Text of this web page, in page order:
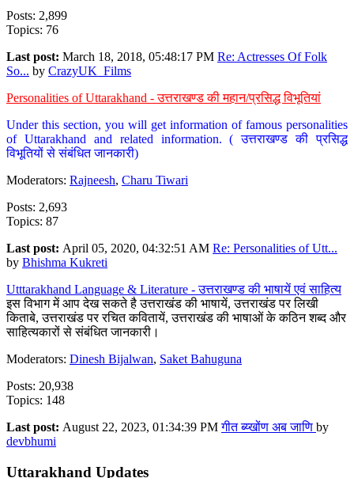
Posts: 2,899
Topics: 76
Last post: March 18, 2018, 05:48:17 PM Re: Actresses Of Folk
So... by CrazyUK_Films
Personalities of Uttarakhand - उत्तराखण्ड की महान/प्रसिद्ध विभूतियां
Under this section, you will get information of famous personalities
of Uttarakhand and related information. ( उत्तराखण्ड की प्रसिद्ध
विभूतियों से संबंधित जानकारी)
Moderators: Rajneesh, Charu Tiwari
Posts: 2,693
Topics: 87
Last post: April 05, 2020, 04:32:51 AM Re: Personalities of Utt...
by Bhishma Kukreti
Utttarakhand Language & Literature - उत्तराखण्ड की भाषायें एवं साहित्य
इस विभाग में आप देख सकते है उत्तराखंड की भाषायें, उत्तराखंड पर लिखी
किताबे, उत्तराखंड पर रचित कवितायें, उत्तराखंड की भाषाओं के कठिन शब्द और
साहित्यकारों से संबंधित जानकारी।
Moderators: Dinesh Bijalwan, Saket Bahuguna
Posts: 20,938
Topics: 148
Last post: August 22, 2023, 01:34:39 PMगीत ब्य्खोंण अब जाणि by
devbhumi
Uttarakhand Updates